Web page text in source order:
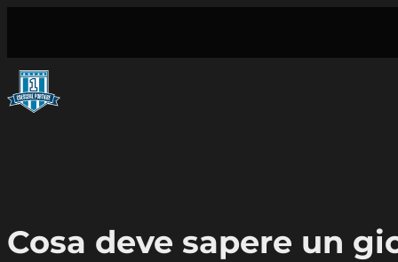
contenuto
Cosa deve sapere un